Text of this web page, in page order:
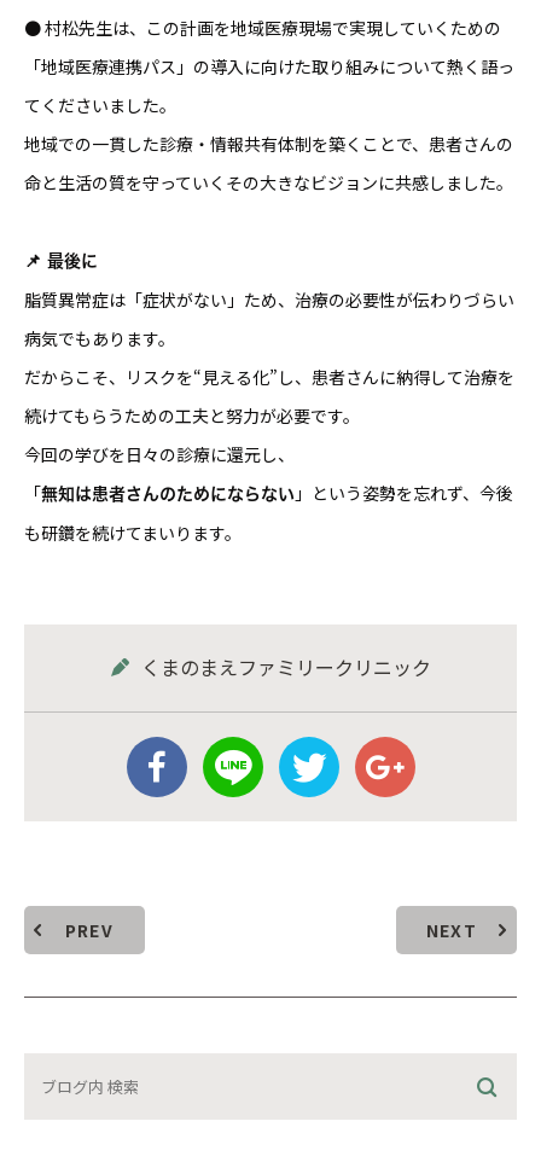
● 村松先生は、この計画を地域医療現場で実現していくための
「地域医療連携パス」の導入に向けた取り組みについて熱く語っ
てくださいました。
地域での一貫した診療・情報共有体制を築くことで、患者さんの
命と生活の質を守っていく――その大きなビジョンに共感しました。
📌 最後に
脂質異常症は「症状がない」ため、治療の必要性が伝わりづらい
病気でもあります。
だからこそ、リスクを“見える化”し、患者さんに納得して治療を
続けてもらうための工夫と努力が必要です。
今回の学びを日々の診療に還元し、
「無知は患者さんのためにならない 」という姿勢を忘れず、今後
も研鑽を続けてまいります。
くまのまえファミリークリニック
PREV NEXT